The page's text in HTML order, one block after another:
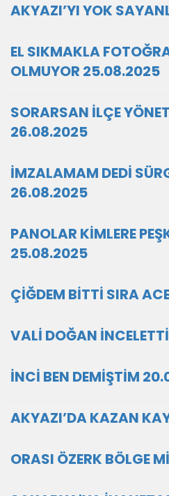
AKYAZI’YI YOK
EL SIKMAKLA
OLMUYOR 25.08.2025
SORARSAN İLÇE
26.08.2025
İMZALAMAM DEDİ
26.08.2025
PANOLAR KİMLERE
25.08.2025
ÇİĞDEM BİTTİ SIRA
VALİ DOĞAN
İNCİ BEN DEMİŞTİM
AKYAZI’DA KAZAN
ORASI ÖZERK BÖLGE